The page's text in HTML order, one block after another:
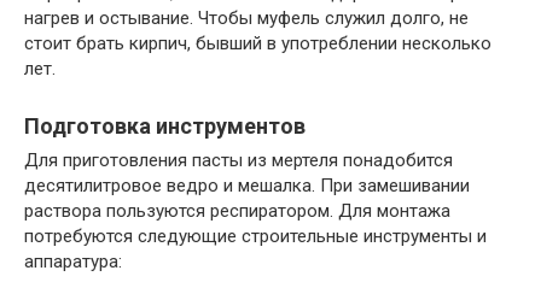
нагрев и остывание. Чтобы муфель служил долго, не
стоит брать кирпич, бывший в употреблении несколько
лет.
Подготовка инструментов
Для приготовления пасты из мертеля понадобится
десятилитровое ведро и мешалка. При замешивании
раствора пользуются респиратором. Для монтажа
потребуются следующие строительные инструменты и
аппаратура: